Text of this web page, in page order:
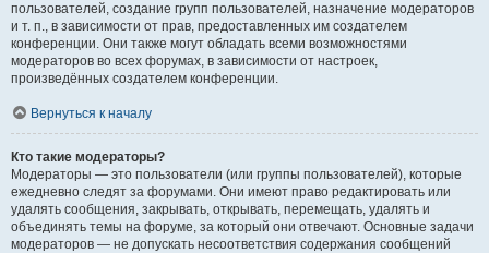
пользователей, создание групп пользователей, назначение модераторов
и т. п., в зависимости от прав, предоставленных им создателем
конференции. Они также могут обладать всеми возможностями
модераторов во всех форумах, в зависимости от настроек,
произведённых создателем конференции.
Вернуться к началу
Кто такие модераторы?
Модераторы — это пользователи (или группы пользователей), которые
ежедневно следят за форумами. Они имеют право редактировать или
удалять сообщения, закрывать, открывать, перемещать, удалять и
объединять темы на форуме, за который они отвечают. Основные задачи
модераторов — не допускать несоответствия содержания сообщений